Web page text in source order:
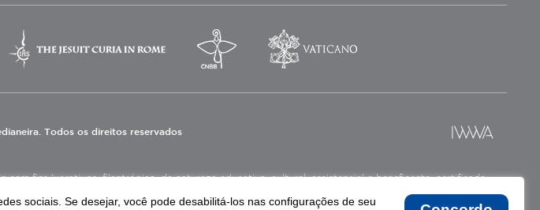
Todos os direitos reservados
fins lucrativos, filantrópica, de natureza educativa, cultural, assistencial e beneficente, certificada
sociais. Se desejar, você pode desabilitá-los nas configurações de seu